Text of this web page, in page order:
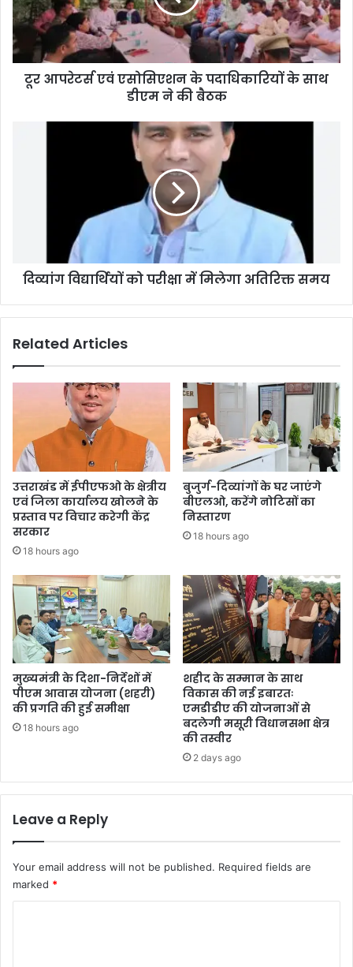
टूर आपरेटर्स एवं एसोसिएशन के पदाधिकारियों के साथ
डीएम ने की बैठक
दिव्यांग विद्यार्थियों को परीक्षा में मिलेगा अतिरिक्त समय
Related Articles
उत्तराखंड में ईपीएफओ के क्षेत्रीय
एवं जिला कार्यालय खोलने के
प्रस्ताव पर विचार करेगी केंद्र
सरकार
18 hours ago
बुजुर्ग-दिव्यांगों के घर जाएंगे
बीएलओ, करेंगे नोटिसों का
निस्तारण
18 hours ago
मुख्यमंत्री के दिशा-निर्देशों में
पीएम आवास योजना (शहरी)
की प्रगति की हुई समीक्षा
18 hours ago
शहीद के सम्मान के साथ
विकास की नई इबारतः
एमडीडीए की योजनाओं से
बदलेगी मसूरी विधानसभा क्षेत्र
की तस्वीर
2 days ago
Leave a Reply
Your email address will not be published. Required fields are
marked *